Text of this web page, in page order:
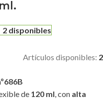
2 disponibles
Artículos disponibles: 2
de 120 ml , con alta